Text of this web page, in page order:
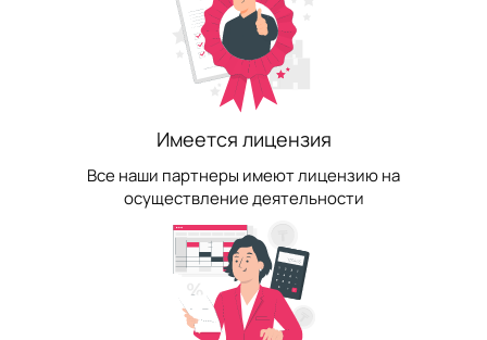
Имеется лицензия
Все наши партнеры имеют лицензию на
осуществление деятельности